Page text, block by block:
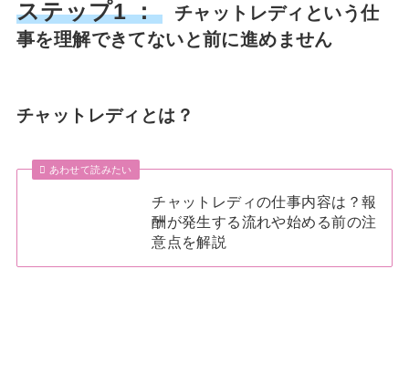
ステップ1 ：
チャットレディという仕
事を理解できてないと前に進めません
チャットレディとは？
あわせて読みたい
チャットレディの仕事内容は？報
酬が発生する流れや始める前の注
意点を解説